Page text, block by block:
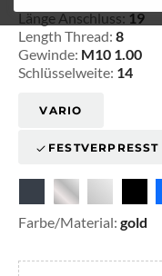
Länge Anschluss: 19
Length Thread: 8
Gewinde: M10 1.00
Schlüsselweite: 14
VARIO
FESTVERPRESST
Farbe/Material: gold